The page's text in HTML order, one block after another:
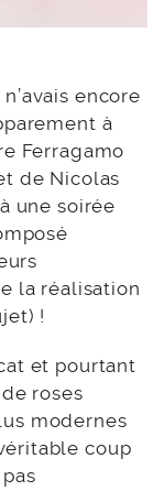
encore
à
Ferragamo
de Nicolas
une soirée
la réalisation
!
et pourtant
roses
modernes
coup